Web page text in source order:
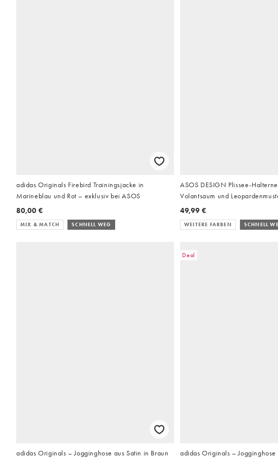
adidas Originals Firebird Trainingsjacke in
Marineblau und Rot – exklusiv bei ASOS
80,00 €
MIX & MATCH SCHNELL WEG
ASOS DESIGN Plissee-
Volantsaum und
49,99 €
WEITERE FARBEN SCHNELL
adidas Originals – Jogginghose aus Satin in Braun
Deal
adidas Originals – Jogginghose